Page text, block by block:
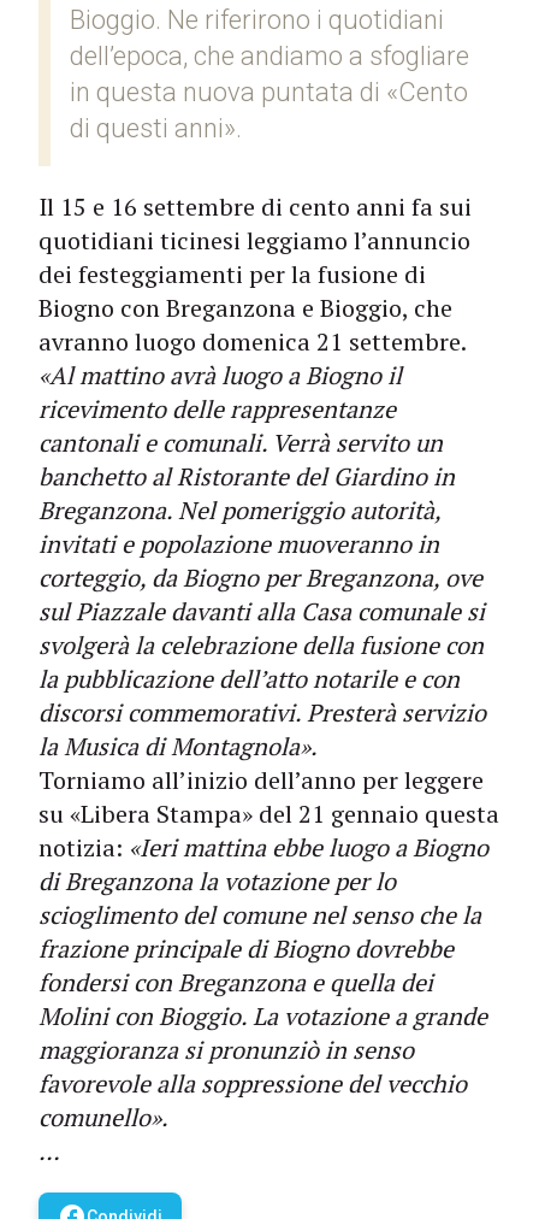
Bioggio. Ne riferirono i quotidiani
dell’epoca, che andiamo a sfogliare
in questa nuova puntata di «Cento
di questi anni».
Il 15 e 16 settembre di cento anni fa sui
quotidiani ticinesi leggiamo l’annuncio
dei festeggiamenti per la fusione di
Biogno con Breganzona e Bioggio, che
avranno luogo domenica 21 settembre.
«Al mattino avrà luogo a Biogno il
ricevimento delle rappresentanze
cantonali e comunali. Verrà servito un
banchetto al Ristorante del Giardino in
Breganzona. Nel pomeriggio autorità,
invitati e popolazione muoveranno in
corteggio, da Biogno per Breganzona, ove
sul Piazzale davanti alla Casa comunale si
svolgerà la celebrazione della fusione con
la pubblicazione dell’atto notarile e con
discorsi commemorativi. Presterà servizio
la Musica di Montagnola».
Torniamo all’inizio dell’anno per leggere
su «Libera Stampa» del 21 gennaio questa
notizia: «Ieri mattina ebbe luogo a Biogno
di Breganzona la votazione per lo
scioglimento del comune nel senso che la
frazione principale di Biogno dovrebbe
fondersi con Breganzona e quella dei
Molini con Bioggio. La votazione a grande
maggioranza si pronunziò in senso
favorevole alla soppressione del vecchio
comunello».
…